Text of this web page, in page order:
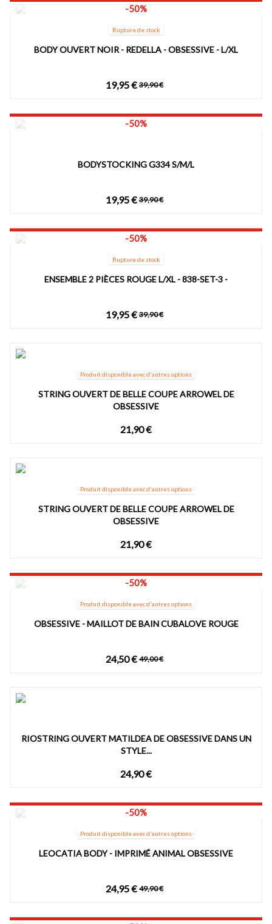
-50%
Rupture de stock
BODY OUVERT NOIR - REDELLA - OBSESSIVE - L/XL
19,95 € 39,90 €
-50%
BODYSTOCKING G334 S/M/L
19,95 € 39,90 €
-50%
Rupture de stock
ENSEMBLE 2 PIÈCES ROUGE L/XL - 838-SET-3 -
19,95 € 39,90 €
Produit disponible avec d'autres options
STRING OUVERT DE BELLE COUPE ARROWEL DE
OBSESSIVE
21,90 €
Produit disponible avec d'autres options
STRING OUVERT DE BELLE COUPE ARROWEL DE
OBSESSIVE
21,90 €
-50%
Produit disponible avec d'autres options
OBSESSIVE - MAILLOT DE BAIN CUBALOVE ROUGE
24,50 € 49,00 €
RIOSTRING OUVERT MATILDEA DE OBSESSIVE DANS UN
STYLE...
24,90 €
-50%
Produit disponible avec d'autres options
LEOCATIA BODY - IMPRIMÉ ANIMAL OBSESSIVE
24,95 € 49,90 €